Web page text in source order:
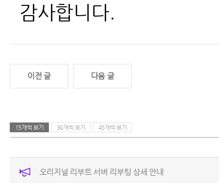
감사합니다.
이전 글 다음 글
15개씩 보기 30개씩 보기 45개씩 보기
오리지널 리부트 서버 리부팅 상세 안내